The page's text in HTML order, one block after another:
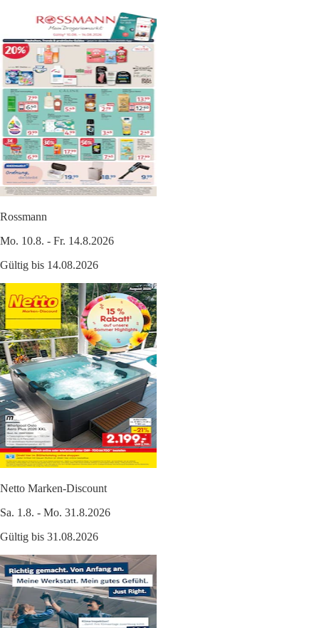
Rossmann
Mo. 10.8. - Fr. 14.8.2026
Gültig bis 14.08.2026
Netto Marken-Discount
Sa. 1.8. - Mo. 31.8.2026
Gültig bis 31.08.2026